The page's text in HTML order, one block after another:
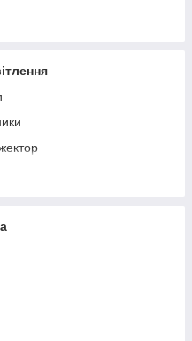
освітлення
і настільні лампи